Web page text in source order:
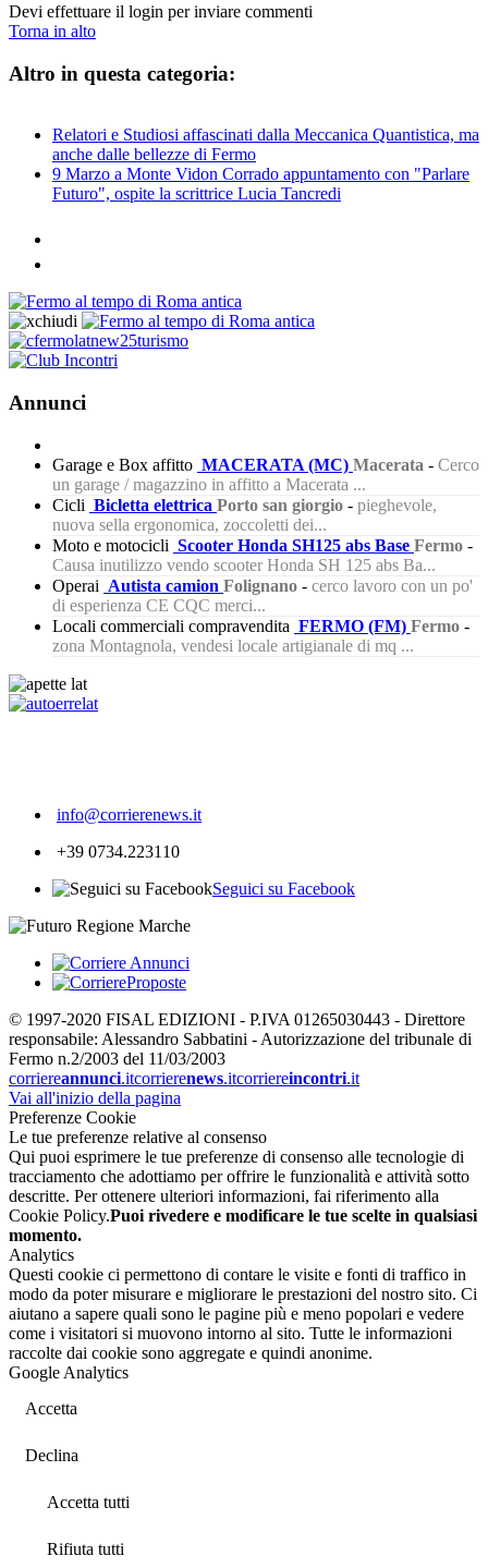
Devi effettuare il login per inviare commenti
Torna in alto
Altro in questa categoria:
Relatori e Studiosi affascinati dalla Meccanica Quantistica, ma
anche dalle bellezze di Fermo
9 Marzo a Monte Vidon Corrado appuntamento con "Parlare
Futuro", ospite la scrittrice Lucia Tancredi
Annunci
Garage e Box affitto MACERATA (MC) Macerata - Cerco
un garage / magazzino in affitto a Macerata ...
Cicli Bicletta elettrica Porto san giorgio - pieghevole,
nuova sella ergonomica, zoccoletti dei...
Moto e motocicli Scooter Honda SH125 abs Base Fermo -
Causa inutilizzo vendo scooter Honda SH 125 abs Ba...
Operai Autista camion Folignano - cerco lavoro con un po'
di esperienza CE CQC merci...
Locali commerciali compravendita FERMO (FM) Fermo -
zona Montagnola, vendesi locale artigianale di mq ...
info@corrierenews.it
+39 0734.223110
Seguici su Facebook
© 1997-2020 FISAL EDIZIONI - P.IVA 01265030443 - Direttore
responsabile: Alessandro Sabbatini - Autorizzazione del tribunale di
Fermo n.2/2003 del 11/03/2003
corriereannunci.itcorrierenews.itcorriereincontri.it
Vai all'inizio della pagina
Preferenze Cookie
Le tue preferenze relative al consenso
Qui puoi esprimere le tue preferenze di consenso alle tecnologie di
tracciamento che adottiamo per offrire le funzionalità e attività sotto
descritte. Per ottenere ulteriori informazioni, fai riferimento alla
Cookie Policy.Puoi rivedere e modificare le tue scelte in qualsiasi
momento.
Analytics
Questi cookie ci permettono di contare le visite e fonti di traffico in
modo da poter misurare e migliorare le prestazioni del nostro sito. Ci
aiutano a sapere quali sono le pagine più e meno popolari e vedere
come i visitatori si muovono intorno al sito. Tutte le informazioni
raccolte dai cookie sono aggregate e quindi anonime.
Google Analytics
Accetta
Declina
Accetta tutti
Rifiuta tutti